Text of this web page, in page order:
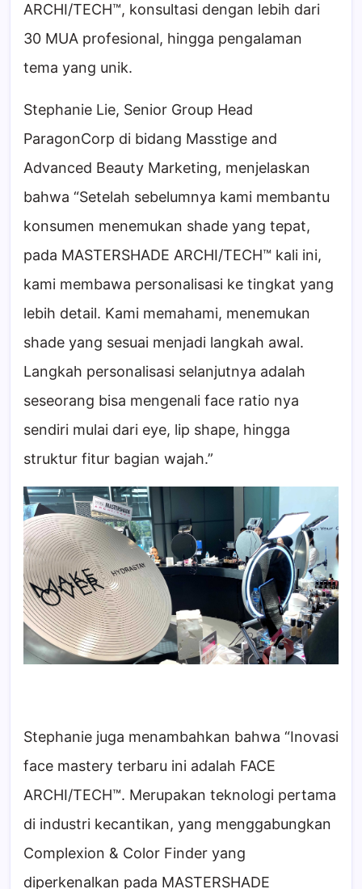
ARCHI/TECH™, konsultasi dengan lebih dari
30 MUA profesional, hingga pengalaman
tema yang unik.
Stephanie Lie, Senior Group Head
ParagonCorp di bidang Masstige and
Advanced Beauty Marketing, menjelaskan
bahwa “Setelah sebelumnya kami membantu
konsumen menemukan shade yang tepat,
pada MASTERSHADE ARCHI/TECH™ kali ini,
kami membawa personalisasi ke tingkat yang
lebih detail. Kami memahami, menemukan
shade yang sesuai menjadi langkah awal.
Langkah personalisasi selanjutnya adalah
seseorang bisa mengenali face ratio nya
sendiri mulai dari eye, lip shape, hingga
struktur fitur bagian wajah.”
Stephanie juga menambahkan bahwa “Inovasi
face mastery terbaru ini adalah FACE
ARCHI/TECH™. Merupakan teknologi pertama
di industri kecantikan, yang menggabungkan
Complexion & Color Finder yang
diperkenalkan pada MASTERSHADE